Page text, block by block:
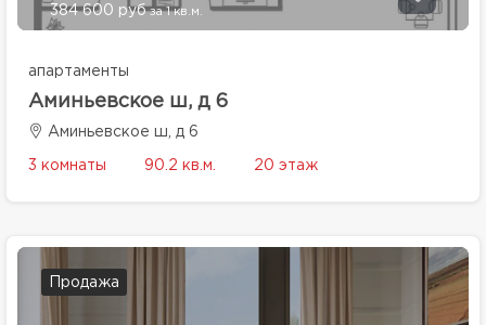
384 600 рубза 1 кв.м.
апартаменты
Аминьевское ш, д 6
Аминьевское ш, д 6
3 комнаты 90.2 кв.м. 20 этаж
Продажа